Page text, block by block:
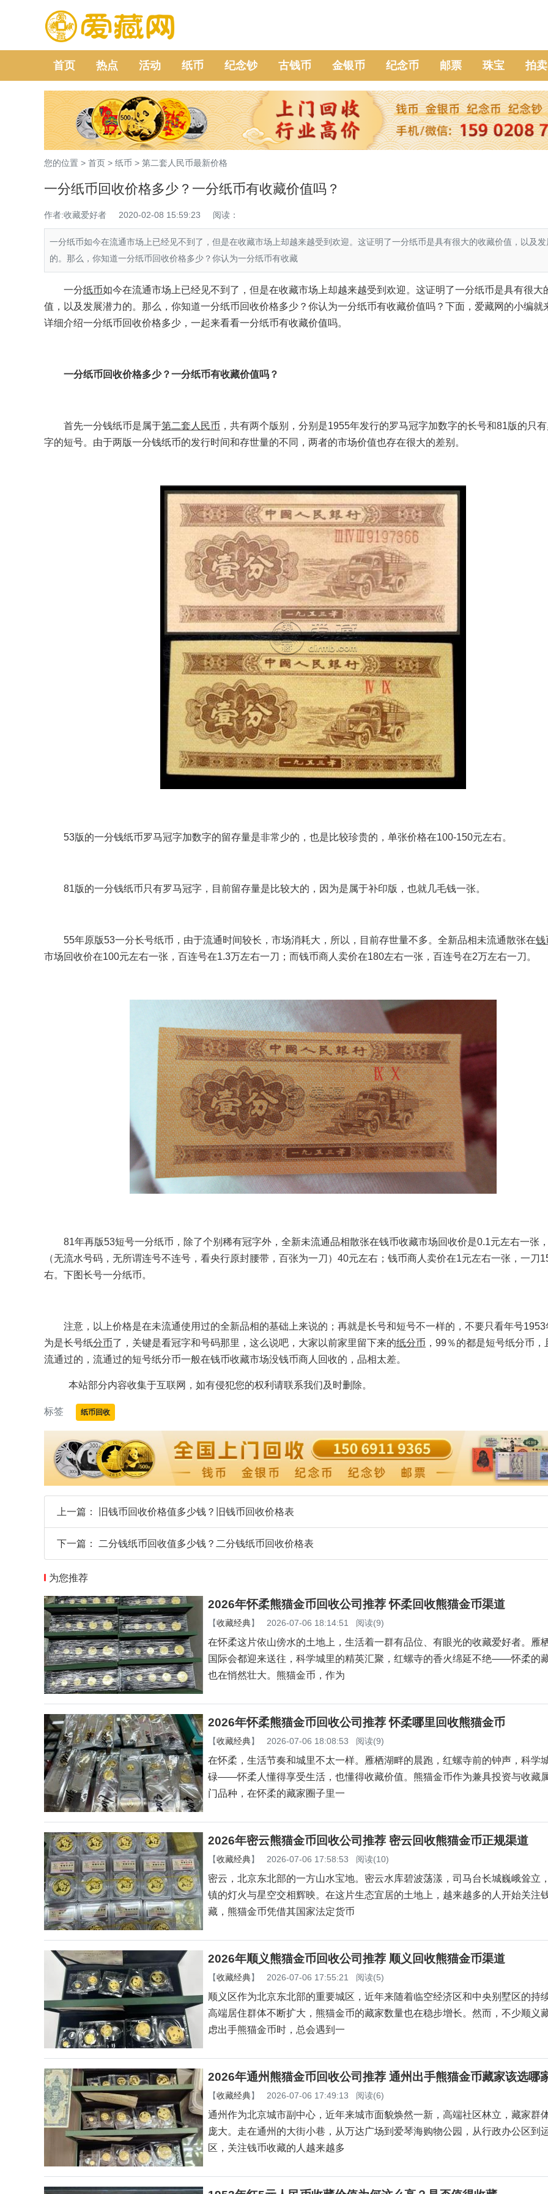
首页 热点 活动 纸币 纪念钞 古钱币 金银币 纪念币 邮票 珠宝 拍卖
您的位置 > 首页 > 纸币 > 第二套人民币最新价格
一分纸币回收价格多少？一分纸币有收藏价值吗？
作者:收藏爱好者 2020-02-08 15:59:23 阅读：
一分纸币如今在流通市场上已经见不到了，但是在收藏市场上却越来越受到欢迎。这证明了一分纸币是具有很大的收藏价值，以及
的。那么，你知道一分纸币回收价格多少？你认为一分纸币有收藏
一分纸币如今在流通市场上已经见不到了，但是在收藏市场上却越来越受到欢迎。这证明了一分纸币是具有很大
值，以及发展潜力的。那么，你知道一分纸币回收价格多少？你认为一分纸币有收藏价值吗？下面，爱藏网的小编就
详细介绍一分纸币回收价格多少，一起来看看一分纸币有收藏价值吗。
一分纸币回收价格多少？一分纸币有收藏价值吗？
首先一分钱纸币是属于第二套人民币 ，共有两个版别，分别是1955年发行的罗马冠字加数字的长号和81版的只
字的短号。由于两版一分钱纸币的发行时间和存世量的不同，两者的市场价值也存在很大的差别。
53版的一分钱纸币罗马冠字加数字的留存量是非常少的，也是比较珍贵的，单张价格在100-150元左右。
81版的一分钱纸币只有罗马冠字，目前留存量是比较大的，因为是属于补印版，也就几毛钱一张。
55年原版53一分长号纸币，由于流通时间较长，市场消耗大，所以，目前存世量不多。全新品相未流通散张在钱
市场回收价在100元左右一张，百连号在1.3万左右一刀；而钱币商人卖价在180左右一张，百连号在2万左右一刀。
81年再版53短号一分纸币，除了个别稀有冠字外，全新未流通品相散张在钱币收藏市场回收价是0.1元左右一张
（无流水号码，无所谓连号不连号，看央行原封腰带，百张为一刀）40元左右；钱币商人卖价在1元左右一张，一刀
右。下图长号一分纸币。
注意，以上价格是在未流通使用过的全新品相的基础上来说的；再就是长号和短号不一样的，不要只看年号1953
为是长号纸分币了，关键是看冠字和号码那里，这么说吧，大家以前家里留下来的纸分币 ，99％的都是短号纸分币，
流通过的，流通过的短号纸分币一般在钱币收藏市场没钱币商人回收的，品相太差。
本站部分内容收集于互联网，如有侵犯您的权利请联系我们及时删除。
标签 纸币回收
上一篇： 旧钱币回收价格值多少钱？旧钱币回收价格表
下一篇： 二分钱纸币回收值多少钱？二分钱纸币回收价格表
为您推荐
2026年怀柔熊猫金币回收公司推荐 怀柔回收熊猫金币渠道
【收藏经典】 2026-07-06 18:14:51 阅读(9)
在怀柔这片依山傍水的土地上，生活着一群有品位、有眼光的收藏爱好者。雁
国际会都迎来送往，科学城里的精英汇聚，红螺寺的香火绵延不绝——怀柔的
也在悄然壮大。熊猫金币，作为
2026年怀柔熊猫金币回收公司推荐 怀柔哪里回收熊猫金币
【收藏经典】 2026-07-06 18:08:53 阅读(9)
在怀柔，生活节奏和城里不太一样。雁栖湖畔的晨跑，红螺寺前的钟声，科学
碌——怀柔人懂得享受生活，也懂得收藏价值。熊猫金币作为兼具投资与收藏
门品种，在怀柔的藏家圈子里一
2026年密云熊猫金币回收公司推荐 密云回收熊猫金币正规渠道
【收藏经典】 2026-07-06 17:58:53 阅读(10)
密云，北京东北部的一方山水宝地。密云水库碧波荡漾，司马台长城巍峨耸立
镇的灯火与星空交相辉映。在这片生态宜居的土地上，越来越多的人开始关注
藏，熊猫金币凭借其国家法定货币
2026年顺义熊猫金币回收公司推荐 顺义回收熊猫金币渠道
【收藏经典】 2026-07-06 17:55:21 阅读(5)
顺义区作为北京东北部的重要城区，近年来随着临空经济区和中央别墅区的持
高端居住群体不断扩大，熊猫金币的藏家数量也在稳步增长。然而，不少顺义
虑出手熊猫金币时，总会遇到一
2026年通州熊猫金币回收公司推荐 通州出手熊猫金币藏家该选哪
【收藏经典】 2026-07-06 17:49:13 阅读(6)
通州作为北京城市副中心，近年来城市面貌焕然一新，高端社区林立，藏家群
庞大。走在通州的大街小巷，从万达广场到爱琴海购物公园，从行政办公区到
区，关注钱币收藏的人越来越多